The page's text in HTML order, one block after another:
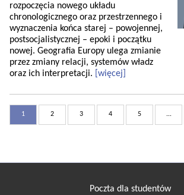
rozpoczęcia nowego układu
chronologicznego oraz przestrzennego i
wyznaczenia końca starej – powojennej,
postsocjalistycznej – epoki i początku
nowej. Geografia Europy ulega zmianie
przez zmiany relacji, systemów władz
oraz ich interpretacji.
[więcej]
1 2 3 4 5 ...
Poczta dla studentów